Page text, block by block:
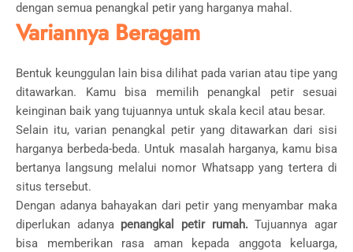
dengan semua penangkal petir yang harganya mahal.
Variannya Beragam
Bentuk keunggulan lain bisa dilihat pada varian atau tipe yang
ditawarkan. Kamu bisa memilih penangkal petir sesuai
keinginan baik yang tujuannya untuk skala kecil atau besar.
Selain itu, varian penangkal petir yang ditawarkan dari sisi
harganya berbeda-beda. Untuk masalah harganya, kamu bisa
bertanya langsung melalui nomor Whatsapp yang tertera di
situs tersebut.
Dengan adanya bahayakan dari petir yang menyambar maka
diperlukan adanya penangkal petir rumah.Tujuannya agar
bisa memberikan rasa aman kepada anggota keluarga,